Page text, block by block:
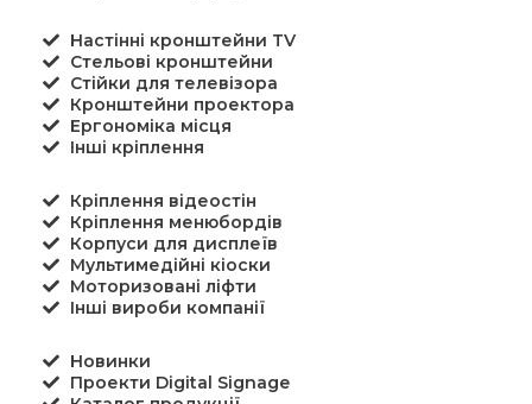
Настінні кронштейни TV
Стельові кронштейни
Стійки для телевізора
Кронштейни проектора
Ергономіка місця
Інші кріплення
Кріплення відеостін
Кріплення менюбордів
Корпуси для дисплеїв
Мультимедійні кіоски
Моторизовані ліфти
Інші вироби компанії
Новинки
Проекти Digital Signage